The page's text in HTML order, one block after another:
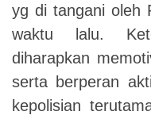
yg di tangani oleh
waktu lalu.
diharapkan
serta berperan
kepolisian